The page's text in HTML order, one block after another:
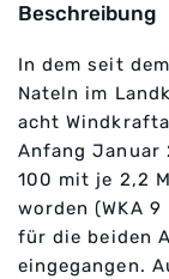
Beschreibung
In dem seit
Nateln im
acht
Anfang Januar
100 mit je 2,2
worden (WKA
für die beiden
eingegangen.